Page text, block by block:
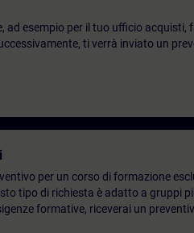
esempio per il tuo ufficio acquisti,
ti verrà inviato un
per un corso di formazione
tipo di richiesta è adatto a gruppi
formative, riceverai un